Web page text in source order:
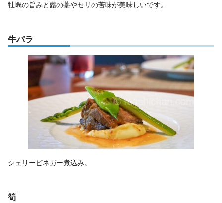
牡蠣の旨みと蕗の薹やセリの苦味が美味しいです。
牛バラ
シェリーピネガー煮込み。
筍